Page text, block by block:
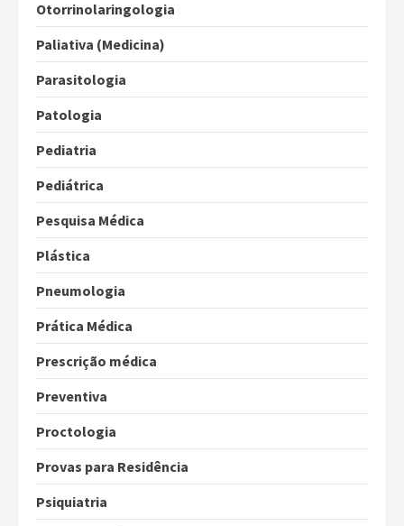
Otorrinolaringologia
Paliativa (Medicina)
Parasitologia
Patologia
Pediatria
Pediátrica
Pesquisa Médica
Plástica
Pneumologia
Prática Médica
Prescrição médica
Preventiva
Proctologia
Provas para Residência
Psiquiatria